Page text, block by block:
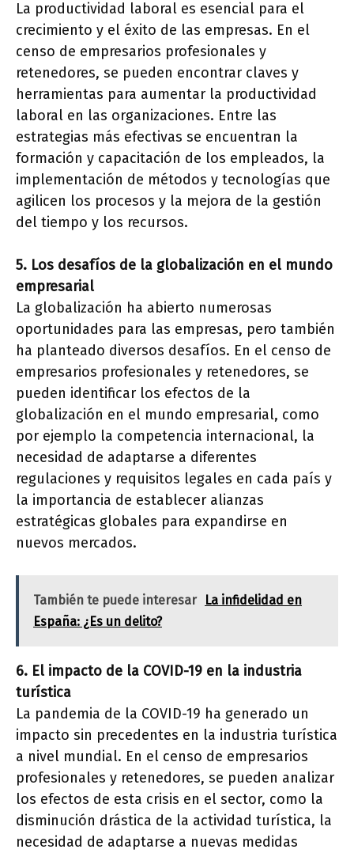
La productividad laboral es esencial para el
crecimiento y el éxito de las empresas. En el
censo de empresarios profesionales y
retenedores, se pueden encontrar claves y
herramientas para aumentar la productividad
laboral en las organizaciones. Entre las
estrategias más efectivas se encuentran la
formación y capacitación de los empleados, la
implementación de métodos y tecnologías que
agilicen los procesos y la mejora de la gestión
del tiempo y los recursos.
5. Los desafíos de la globalización en el mundo
empresarial
La globalización ha abierto numerosas
oportunidades para las empresas, pero también
ha planteado diversos desafíos. En el censo de
empresarios profesionales y retenedores, se
pueden identificar los efectos de la
globalización en el mundo empresarial, como
por ejemplo la competencia internacional, la
necesidad de adaptarse a diferentes
regulaciones y requisitos legales en cada país y
la importancia de establecer alianzas
estratégicas globales para expandirse en
nuevos mercados.
También te puede interesar
La infidelidad en
España: ¿Es un delito?
6. El impacto de la COVID-19 en la industria
turística
La pandemia de la COVID-19 ha generado un
impacto sin precedentes en la industria turística
a nivel mundial. En el censo de empresarios
profesionales y retenedores, se pueden analizar
los efectos de esta crisis en el sector, como la
disminución drástica de la actividad turística, la
necesidad de adaptarse a nuevas medidas